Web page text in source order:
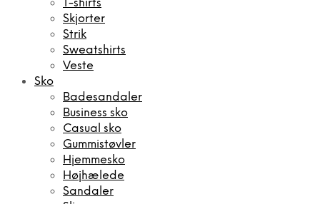
T-shirts
Skjorter
Strik
Sweatshirts
Veste
Sko
Badesandaler
Business sko
Casual sko
Gummistøvler
Hjemmesko
Højhælede
Sandaler